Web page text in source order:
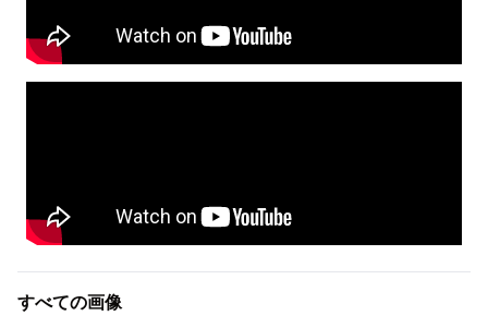
すべての画像